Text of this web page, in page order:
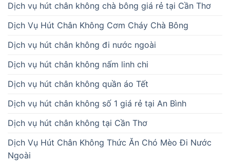
Dịch vụ hút chân không chà bông giá rẻ tại Cần Thơ
Dịch Vụ Hút Chân Không Cơm Cháy Chà Bông
Dịch vụ hút chân không đi nước ngoài
Dịch vụ hút chân không nấm linh chi
Dịch vụ hút chân không quần áo Tết
Dịch vụ hút chân không số 1 giá rẻ tại An Bình
Dịch vụ hút chân không tại Cần Thơ
Dịch Vụ Hút Chân Không Thức Ăn Chó Mèo Đi Nước
Ngoài